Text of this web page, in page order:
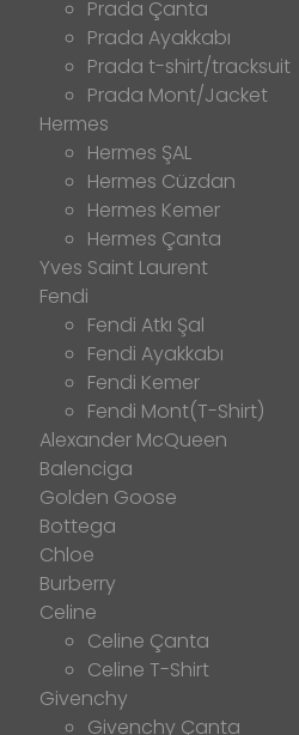
Prada Çanta
Prada Ayakkabı
Prada t-shirt/tracksuit
Prada Mont/Jacket
Hermes
Hermes ŞAL
Hermes Cüzdan
Hermes Kemer
Hermes Çanta
Yves Saint Laurent
Fendi
Fendi Atkı Şal
Fendi Ayakkabı
Fendi Kemer
Fendi Mont(T-Shirt)
Alexander McQueen
Balenciga
Golden Goose
Bottega
Chloe
Burberry
Celine
Celine Çanta
Celine T-Shirt
Givenchy
Givenchy Çanta